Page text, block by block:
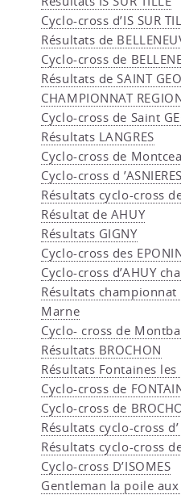
Cyclo-cross d’IS SUR
Résultats de
Cyclo-cross de
Résultats de SAINT
CHAMPIONNAT
Cyclo-cross de Saint
Résultats LANGRES
Cyclo-cross de
Cyclo-cross d ’ASNIERES
Résultats cyclo-cross
Résultat de AHUY
Résultats GIGNY
Cyclo-cross des
Cyclo-cross d’AHUY
Résultats championnat
Marne
Cyclo- cross de
Résultats BROCHON
Résultats Fontaines
Cyclo-cross de
Cyclo-cross de
Résultats cyclo-cross d’
Résultats cyclo-cross
Cyclo-cross D’ISOMES
Gentleman la poile